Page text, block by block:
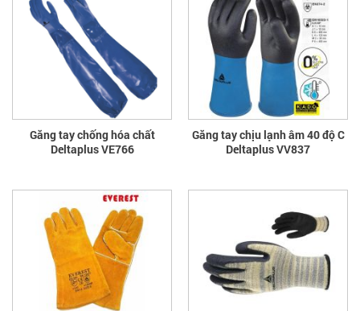
Găng tay chống hóa chất
Deltaplus VE766
Găng tay chịu lạnh âm 40 độ C
Deltaplus VV837